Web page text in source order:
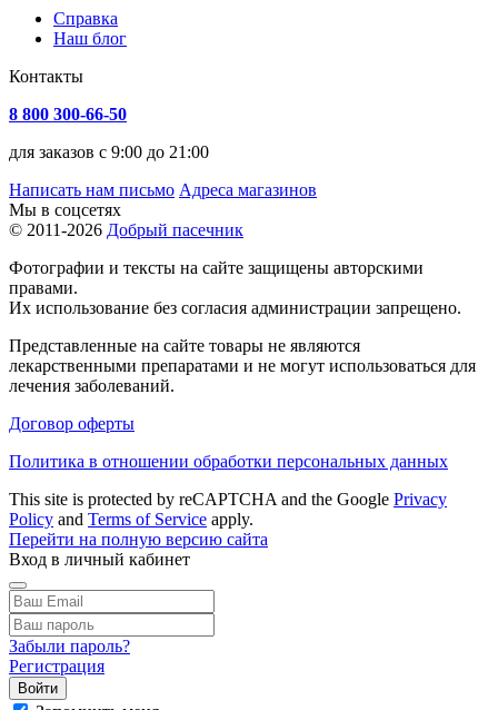
Справка
Наш блог
Контакты
8 800 300-66-50
для заказов с 9:00 до 21:00
Написать нам письмо Адреса магазинов
Мы в соцсетях
© 2011-2026 Добрый пасечник
Фотографии и тексты на сайте защищены авторскими
правами.
Их использование без согласия администрации запрещено.
Представленные на сайте товары не являются
лекарственными препаратами и не могут использоваться для
лечения заболеваний.
Договор оферты
Политика в отношении обработки персональных данных
This site is protected by reCAPTCHA and the Google Privacy
Policy and Terms of Service apply.
Перейти на полную версию сайта
Вход в личный кабинет
Забыли пароль?
Регистрация
Войти